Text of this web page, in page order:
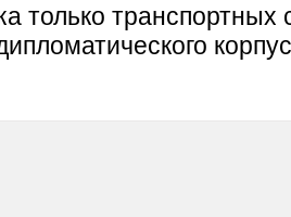
только транспортных